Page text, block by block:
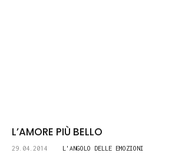
L’AMORE PIÙ BELLO
29.04.2014 L'ANGOLO DELLE EMOZIONI